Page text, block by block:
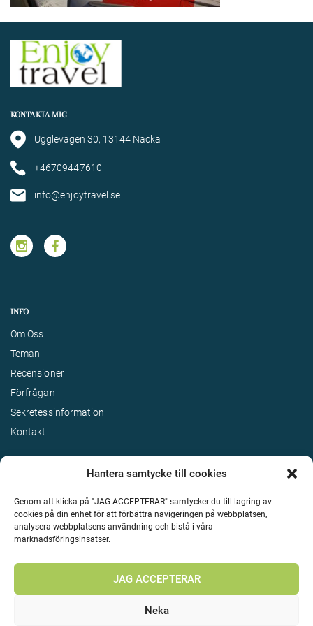
Hantera samtycke till cookies
Genom att klicka på "JAG ACCEPTERAR" samtycker du till lagring av
cookies på din enhet för att förbättra navigeringen på webbplatsen,
analysera webbplatsens användning och bistå i våra
marknadsföringsinsatser.
JAG ACCEPTERAR
Neka
KONTAKTA MIG
Ugglevägen 30, 13144 Nacka
+46709447610
info@enjoytravel.se
INFO
Om Oss
Teman
Recensioner
Förfrågan
Sekretessinformation
Kontakt
Upphovsrätt 2026 Enjoy Travel Alla rättigheter reserverade